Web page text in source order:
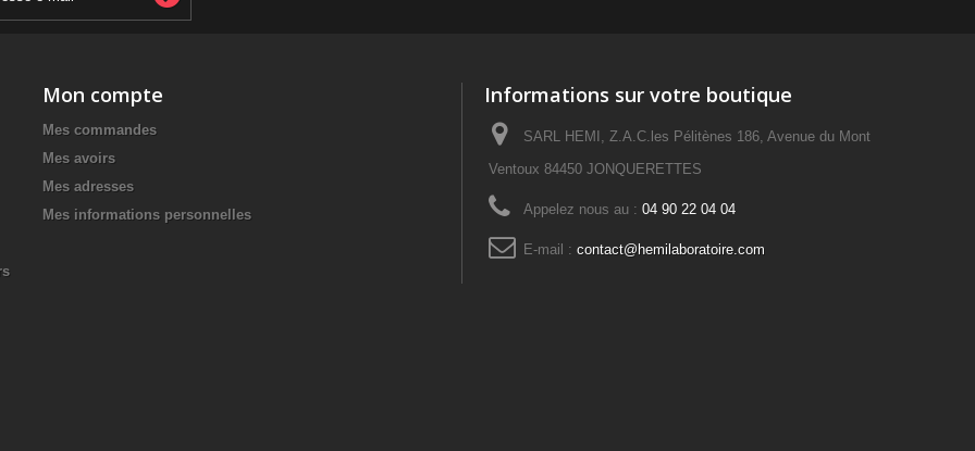
Mon compte
Mes commandes
Mes avoirs
Mes adresses
Mes informations personnelles
Informations sur votre boutique
SARL HEMI, Z.A.C.les Pélitènes 186, Avenue du Mont
Ventoux 84450 JONQUERETTES
Appelez nous au : 04 90 22 04 04
E-mail : contact@hemilaboratoire.com